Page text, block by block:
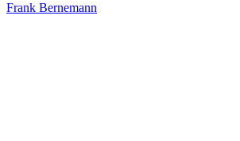
Frank Bernemann